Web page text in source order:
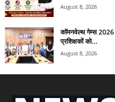
August 8, 2026
कॉमनवेल्थ गेम्स
प्रशिक्षकों को...
August 8, 2026